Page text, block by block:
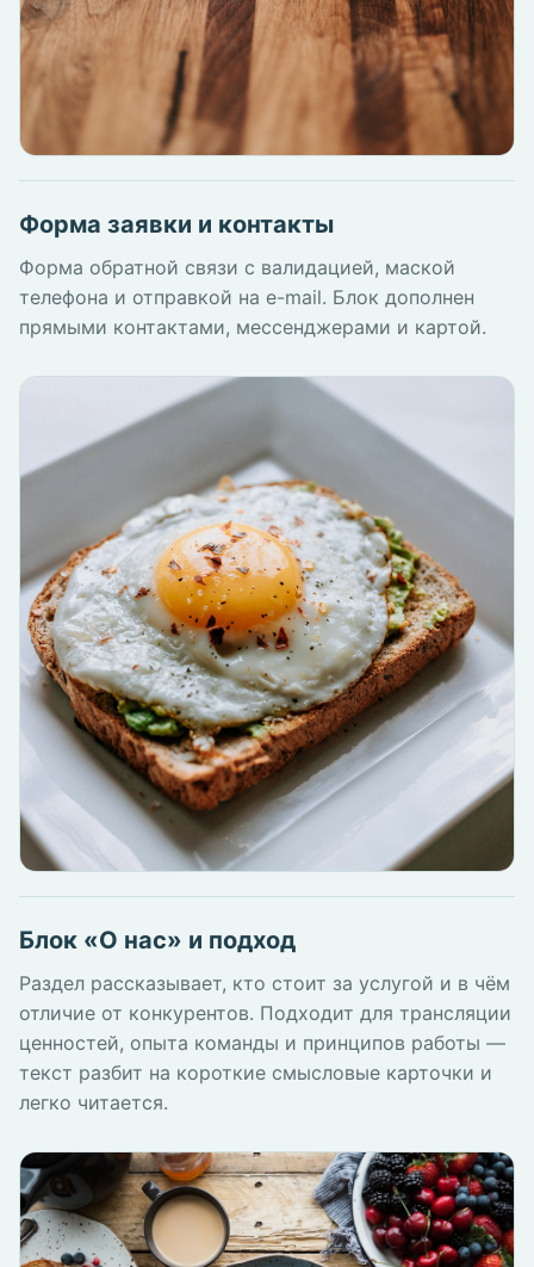
Форма заявки и контакты
Форма обратной связи с валидацией, маской
телефона и отправкой на e-mail. Блок дополнен
прямыми контактами, мессенджерами и картой.
Блок «О нас» и подход
Раздел рассказывает, кто стоит за услугой и в чём
отличие от конкурентов. Подходит для трансляции
ценностей, опыта команды и принципов работы —
текст разбит на короткие смысловые карточки и
легко читается.